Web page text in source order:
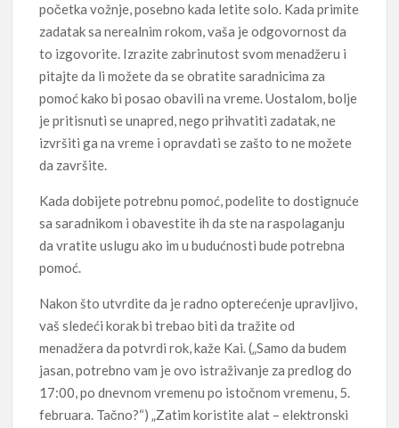
početka vožnje, posebno kada letite solo. Kada primite
zadatak sa nerealnim rokom, vaša je odgovornost da
to izgovorite. Izrazite zabrinutost svom menadžeru i
pitajte da li možete da se obratite saradnicima za
pomoć kako bi posao obavili na vreme. Uostalom, bolje
je pritisnuti se unapred, nego prihvatiti zadatak, ne
izvršiti ga na vreme i opravdati se zašto to ne možete
da završite.
Kada dobijete potrebnu pomoć, podelite to dostignuće
sa saradnikom i obavestite ih da ste na raspolaganju
da vratite uslugu ako im u budućnosti bude potrebna
pomoć.
Nakon što utvrdite da je radno opterećenje upravljivo,
vaš sledeći korak bi trebao biti da tražite od
menadžera da potvrdi rok, kaže Kai. („Samo da budem
jasan, potrebno vam je ovo istraživanje za predlog do
17:00, po dnevnom vremenu po istočnom vremenu, 5.
februara. Tačno?“) „Zatim koristite alat – elektronski